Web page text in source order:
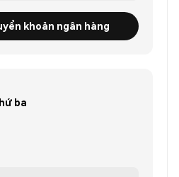
khoản ngân hàng
ba